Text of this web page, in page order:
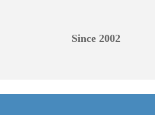
Since 2002